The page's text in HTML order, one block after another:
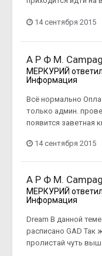
14 сентября 2015
А Р Ф М.
МЕРКУРИЙ
Информация
Всё нормально
только админ.
появится заветная
14 сентября 2015
А Р Ф М.
МЕРКУРИЙ
Информация
Dream В данной
расписано GAD Так
пролистай чуть